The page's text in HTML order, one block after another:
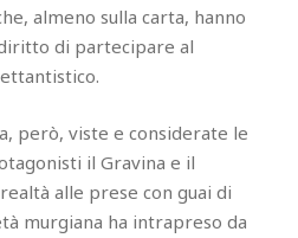
almeno sulla carta, hanno
di partecipare al
però, viste e considerate le
il Gravina e il
alle prese con guai di
murgiana ha intrapreso da